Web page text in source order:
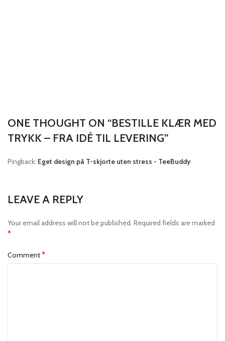
ONE THOUGHT ON “BESTILLE KLÆR MED
TRYKK – FRA IDÉ TIL LEVERING”
Pingback: Eget design på T-skjorte uten stress - TeeBuddy
LEAVE A REPLY
Your email address will not be published. Required fields are marked
*
Comment*